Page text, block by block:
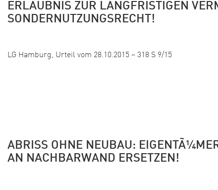
ERLAUBNIS ZUR LANGFRISTIGEN
SONDERNUTZUNGSRECHT!
LG Hamburg, Urteil vom 28.10.2015 – 318 S 9/15
ABRISS OHNE NEUBAU:
AN NACHBARWAND ERSETZEN!